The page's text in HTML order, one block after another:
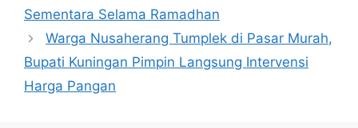
Sementara Selama Ramadhan
Warga Nusaherang Tumplek di Pasar Murah,
Bupati Kuningan Pimpin Langsung Intervensi
Harga Pangan